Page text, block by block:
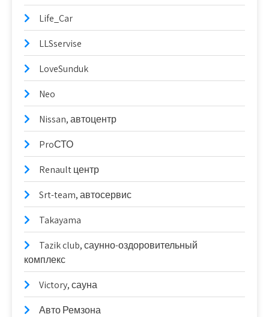
Life_Car
LLSservise
LoveSunduk
Neo
Nissan, автоцентр
ProСТО
Renault центр
Srt-team, автосервис
Takayama
Tazik club, саунно-оздоровительный
комплекс
Victory, сауна
Авто Ремзона